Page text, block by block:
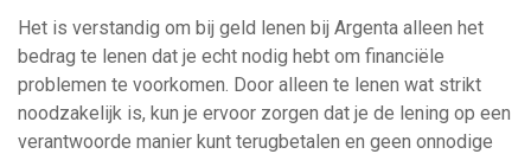
Het is verstandig om bij geld lenen bij Argenta alleen het
bedrag te lenen dat je echt nodig hebt om financiële
problemen te voorkomen. Door alleen te lenen wat strikt
noodzakelijk is, kun je ervoor zorgen dat je de lening op een
verantwoorde manier kunt terugbetalen en geen onnodige